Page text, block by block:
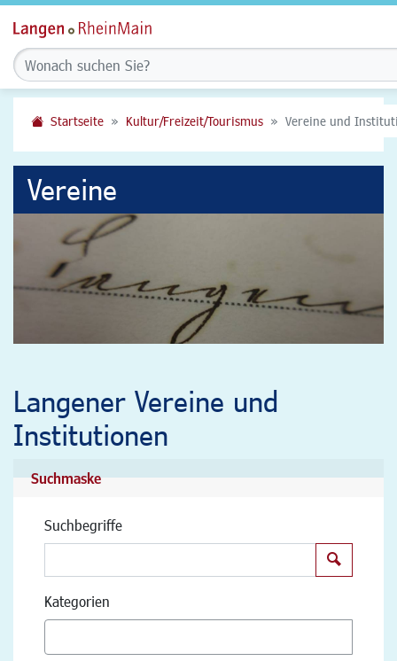
Startseite Kultur/Freizeit/Tourismus Vereine und
Vereine
Langener Vereine und
Institutionen
Suchmaske
Suchbegriffe
Kategorien